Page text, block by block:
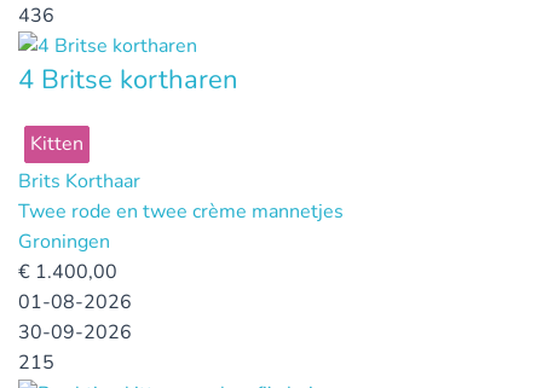
436
4 Britse kortharen
Kitten
Brits Korthaar
Twee rode en twee crème mannetjes
Groningen
€ 1.400,00
01-08-2026
30-09-2026
215